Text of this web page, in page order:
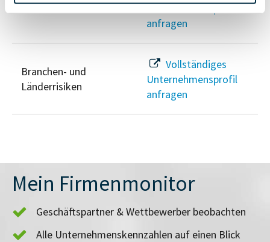
Insolvenzinformationen
Unternehmensprofil
anfragen
Branchen- und
Länderrisiken
Vollständiges
Unternehmensprofil
anfragen
Mein Firmenmonitor
Geschäftspartner & Wettbewerber beobachten
Alle Unternehmenskennzahlen auf einen Blick